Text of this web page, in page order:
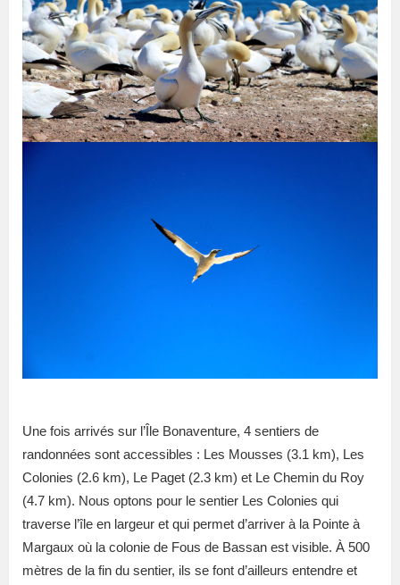
Une fois arrivés sur l’Île Bonaventure, 4 sentiers de
randonnées sont accessibles : Les Mousses (3.1 km), Les
Colonies (2.6 km), Le Paget (2.3 km) et Le Chemin du Roy
(4.7 km). Nous optons pour le sentier Les Colonies qui
traverse l’île en largeur et qui permet d’arriver à la Pointe à
Margaux où la colonie de Fous de Bassan est visible. À 500
mètres de la fin du sentier, ils se font d’ailleurs entendre et